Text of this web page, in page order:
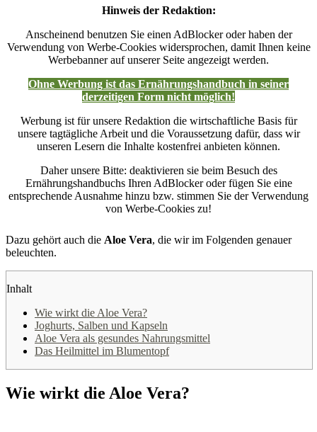
Hinweis der Redaktion:
Anscheinend benutzen Sie einen AdBlocker oder haben der
Verwendung von Werbe-Cookies widersprochen, damit Ihnen keine
Werbebanner auf unserer Seite angezeigt werden.
Ohne Werbung ist das Ernährungshandbuch in seiner
derzeitigen Form nicht möglich!
Werbung ist für unsere Redaktion die wirtschaftliche Basis für
unsere tagtägliche Arbeit und die Voraussetzung dafür, dass wir
unseren Lesern die Inhalte kostenfrei anbieten können.
Daher unsere Bitte: deaktivieren sie beim Besuch des
Ernährungshandbuchs Ihren AdBlocker oder fügen Sie eine
entsprechende Ausnahme hinzu bzw. stimmen Sie der Verwendung
von Werbe-Cookies zu!
Dazu gehört auch die Aloe Vera, die wir im Folgenden genauer
beleuchten.
Inhalt
Wie wirkt die Aloe Vera?
Joghurts, Salben und Kapseln
Aloe Vera als gesundes Nahrungsmittel
Das Heilmittel im Blumentopf
Wie wirkt die Aloe Vera?